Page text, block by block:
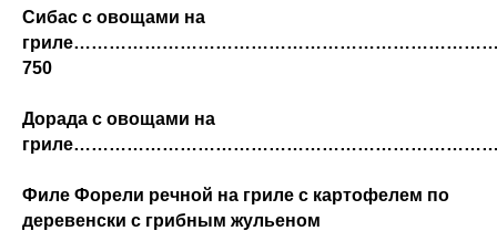
Сибас с овощами на
750
Дорада с овощами на
Филе Форели речной на гриле с картофелем по
деревенски с грибным жульеном